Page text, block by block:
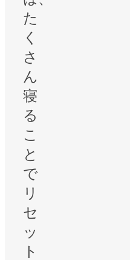
た
く
さ
ん
寝
る
こ
と
で
リ
セ
ッ
ト